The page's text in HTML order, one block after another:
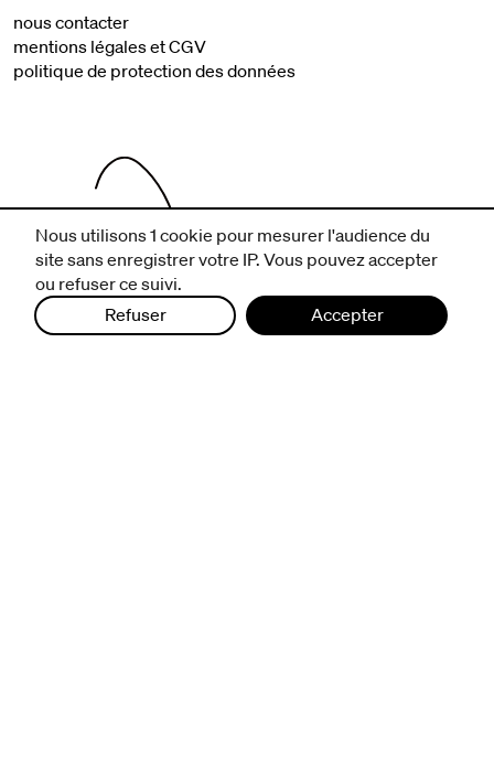
nous contacter
mentions légales et CGV
politique de protection des données
Nous utilisons 1 cookie pour mesurer l'audience du
site sans enregistrer votre IP. Vous pouvez accepter
ou refuser ce suivi.
Refuser
Accepter